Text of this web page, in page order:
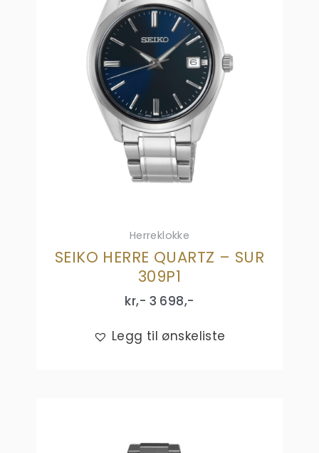
Herreklokke
SEIKO HERRE QUARTZ – SUR
309P1
kr,- 3 698,-
Legg til ønskeliste